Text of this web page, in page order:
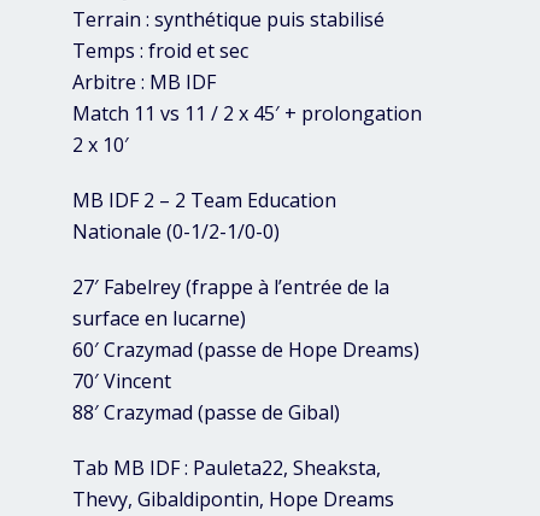
Terrain : synthétique puis stabilisé
Temps : froid et sec
Arbitre : MB IDF
Match 11 vs 11 / 2 x 45′ + prolongation
2 x 10′
MB IDF 2 – 2 Team Education
Nationale (0-1/2-1/0-0)
27′ Fabelrey (frappe à l’entrée de la
surface en lucarne)
60′ Crazymad (passe de Hope Dreams)
70′ Vincent
88′ Crazymad (passe de Gibal)
Tab MB IDF : Pauleta22, Sheaksta,
Thevy, Gibaldipontin, Hope Dreams